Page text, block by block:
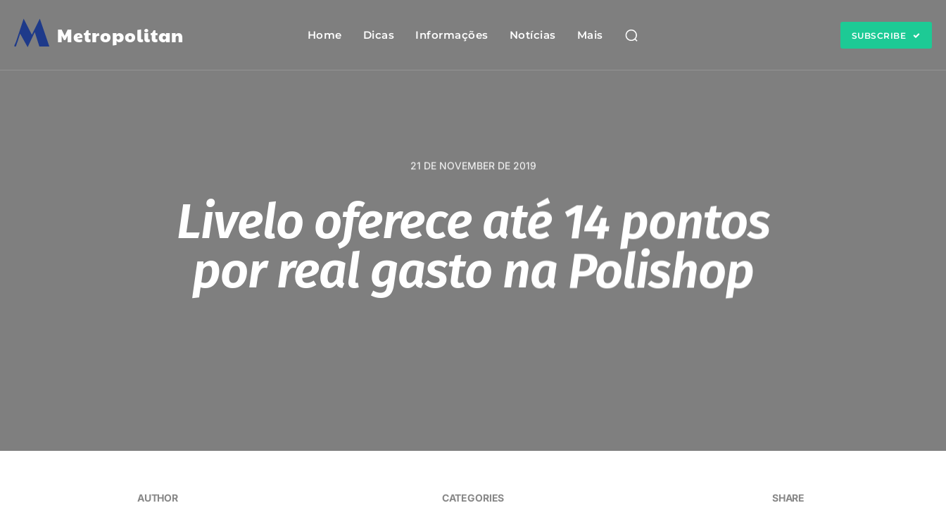
M Metropolitan Home Dicas Informações Notícias Mais SUBSCRIBE
21 DE NOVEMBER DE 2019
Livelo oferece até 14 pontos
por real gasto na Polishop
AUTHOR CATEGORIES SHARE